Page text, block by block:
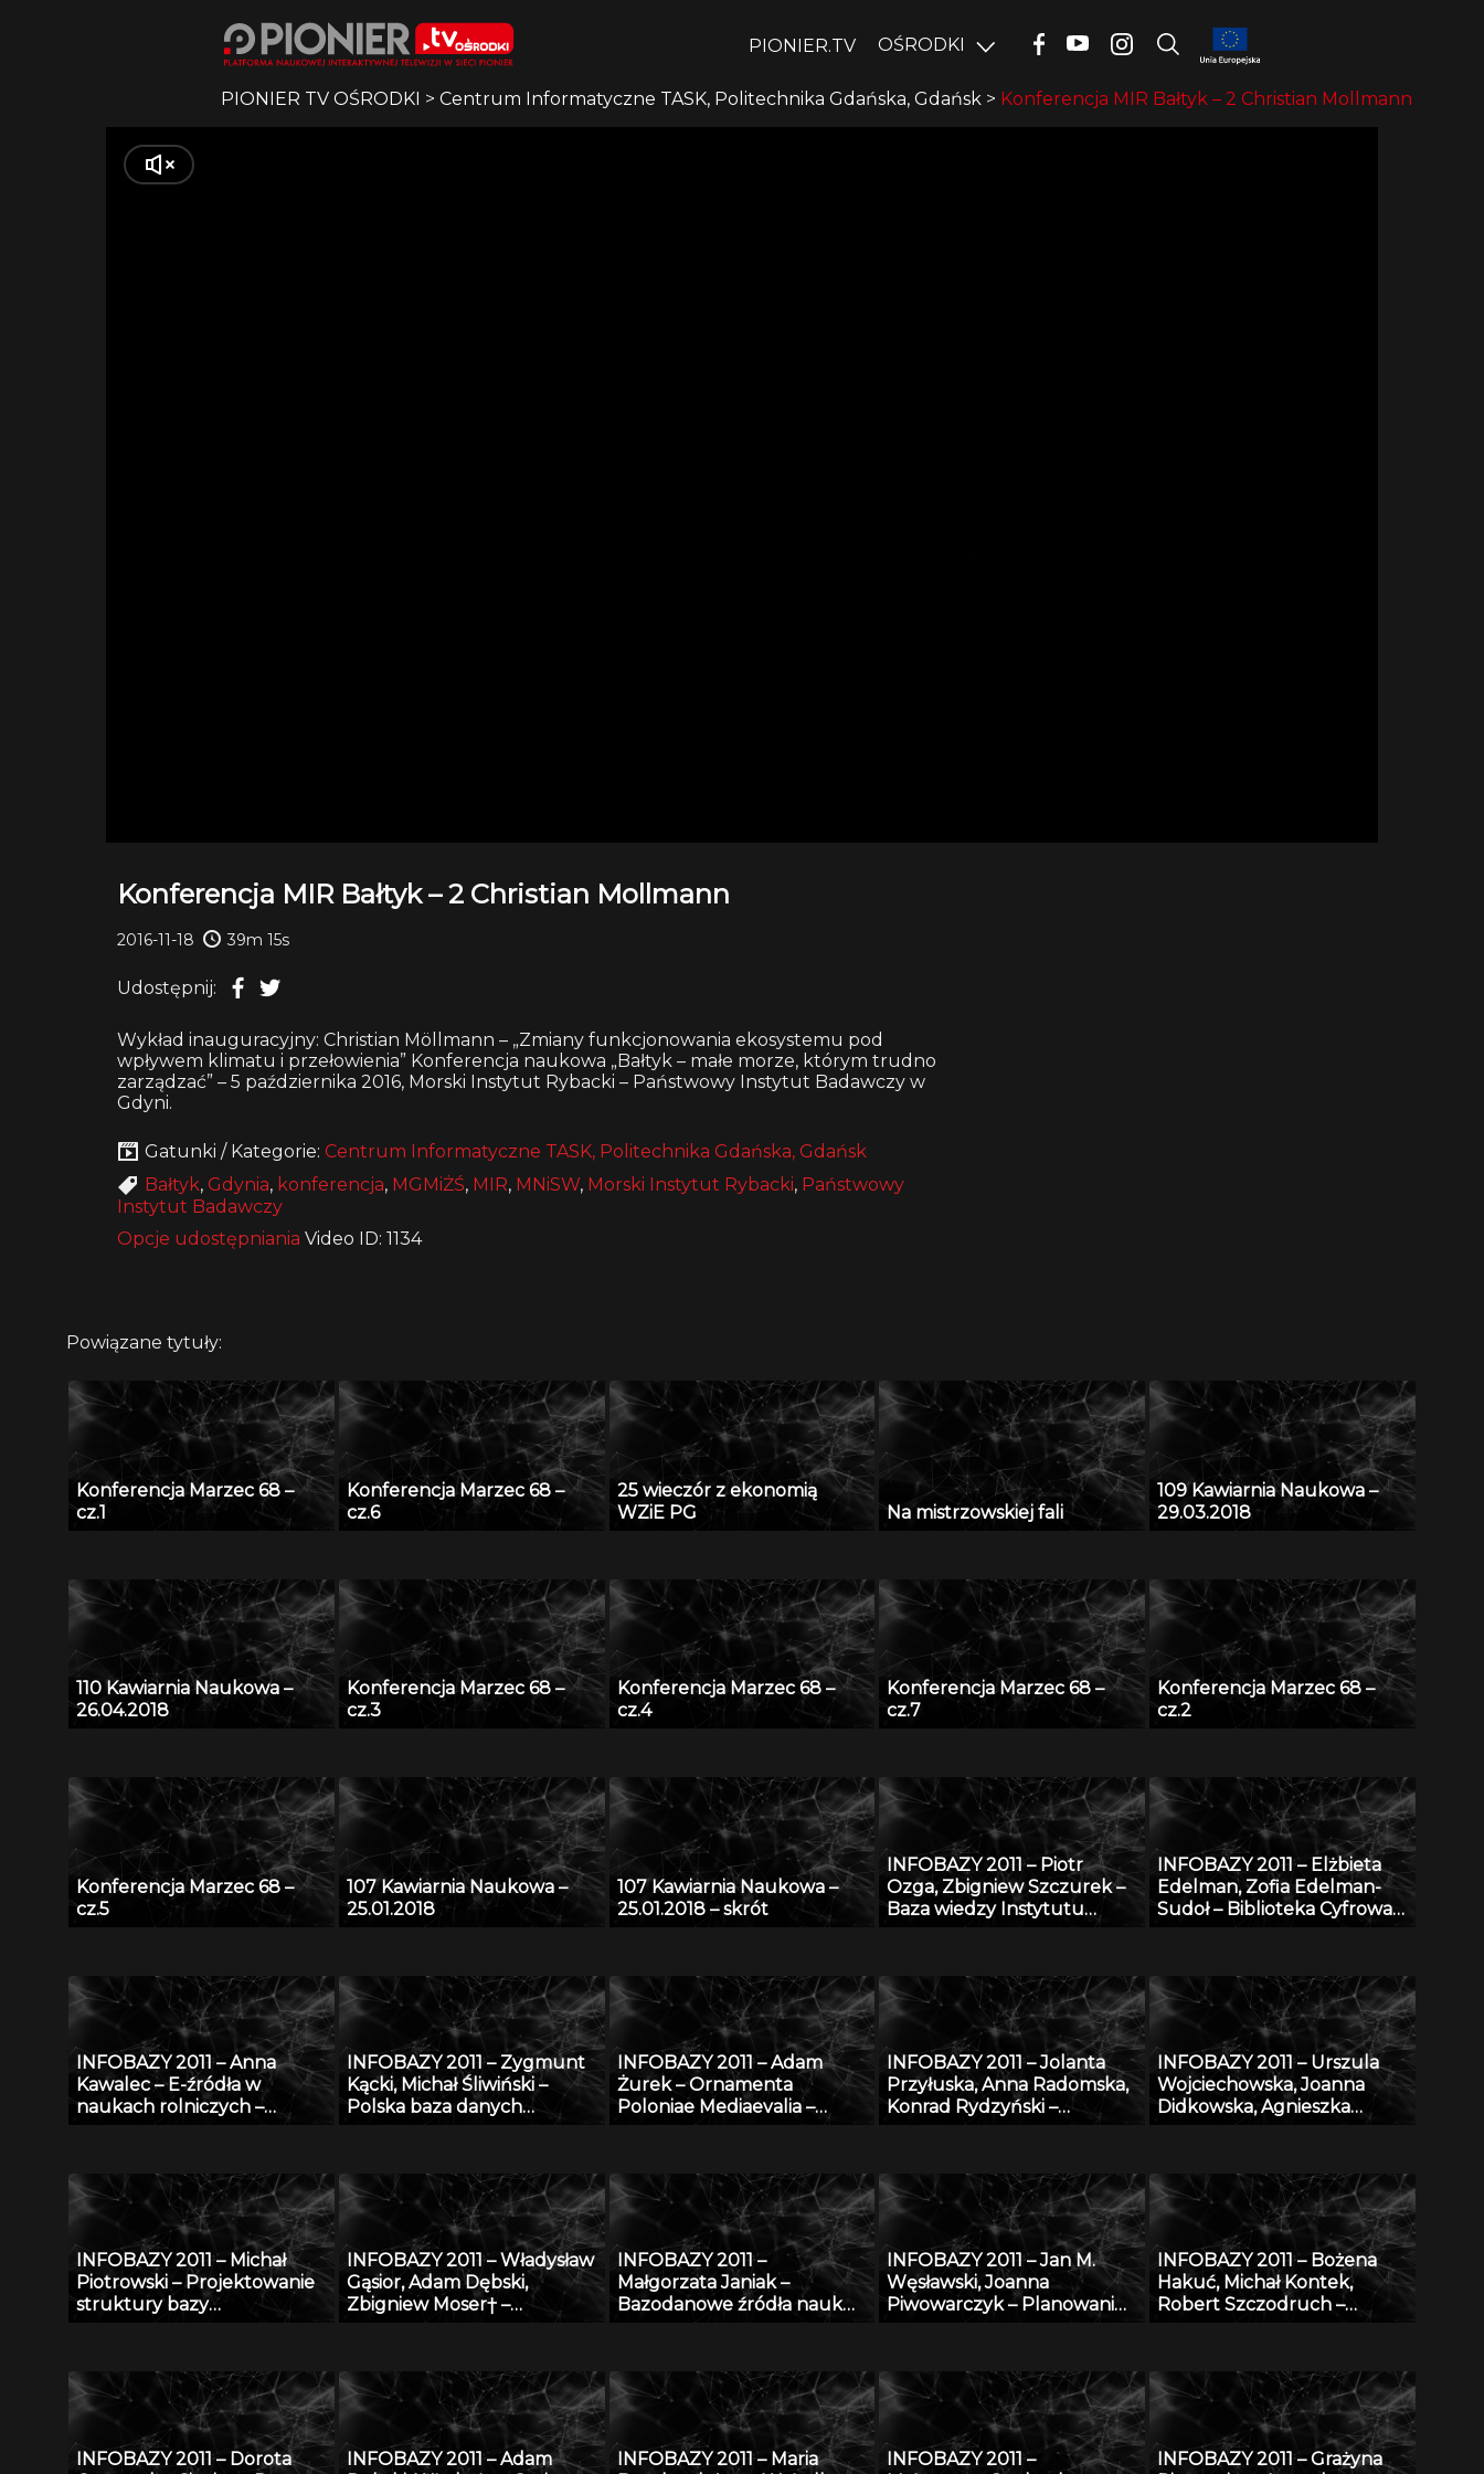
PIONIER.TV OŚRODKI
PIONIER TV OŚRODKI > Centrum Informatyczne TASK, Politechnika Gdańska, Gdańsk > Konferencja MIR Bałtyk – 2 Christian Mollmann
Konferencja MIR Bałtyk – 2 Christian Mollmann
2016-11-18 39m 15s
Udostępnij:
Wykład inauguracyjny: Christian Möllmann – „Zmiany funkcjonowania ekosystemu pod
wpływem klimatu i przełowienia” Konferencja naukowa „Bałtyk – małe morze, którym trudno
zarządzać” – 5 października 2016, Morski Instytut Rybacki – Państwowy Instytut Badawczy w
Gdyni.
Gatunki / Kategorie: Centrum Informatyczne TASK, Politechnika Gdańska, Gdańsk
Bałtyk, Gdynia, konferencja, MGMiŻŚ, MIR, MNiSW, Morski Instytut Rybacki, Państwowy
Instytut Badawczy
Opcje udostępniania Video ID: 1134
Powiązane tytuły:
Konferencja Marzec 68 –
cz.1
Konferencja Marzec 68 –
cz.6
25 wieczór z ekonomią
WZiE PG
Na mistrzowskiej fali
109 Kawiarnia Naukowa –
29.03.2018
110 Kawiarnia Naukowa –
26.04.2018
Konferencja Marzec 68 –
cz.3
Konferencja Marzec 68 –
cz.4
Konferencja Marzec 68 –
cz.7
Konferencja Marzec 68 –
cz.2
Konferencja Marzec 68 –
cz.5
107 Kawiarnia Naukowa –
25.01.2018
107 Kawiarnia Naukowa –
25.01.2018 – skrót
INFOBAZY 2011 – Piotr
Ozga, Zbigniew Szczurek –
Baza wiedzy Instytutu
naukowego ITB nauce i
gospodarce
INFOBAZY 2011 – Elżbieta
Edelman, Zofia Edelman-
Sudoł – Biblioteka Cyfrowa
stan obecny i przyszłość
INFOBAZY 2011 – Anna
Kawalec – E-źródła w
naukach rolniczych –
kontekście tworzenia baz
danych
INFOBAZY 2011 – Zygmunt
Kącki, Michał Śliwiński –
Polska baza danych
działania, zasoby i
perspektywy
INFOBAZY 2011 – Adam
Żurek – Ornamenta
Poloniae Mediaevalia –
form i detalu na tle
europejskim
INFOBAZY 2011 – Jolanta
Przyłuska, Anna Radomska,
Konrad Rydzyński –
wiedzą i badaniami
naukowymi w IMP w Łodzi
INFOBAZY 2011 – Urszula
Wojciechowska, Joanna
Didkowska, Agnieszka
wymiany wiedzy o
zagrożeniu nowotworami
złośliwymi
INFOBAZY 2011 – Michał
Piotrowski – Projektowanie
struktury bazy
ograniczonych zasobów
INFOBAZY 2011 – Władysław
Gąsior, Adam Dębski,
Zbigniew Moser† –
fizykochemicznych metali i
stopów
INFOBAZY 2011 –
Małgorzata Janiak –
Bazodanowe źródła nauk
INFOBAZY 2011 – Jan M.
Węsławski, Joanna
Piwowarczyk – Planowanie
INFOBAZY 2011 – Bożena
Hakuć, Michał Kontek,
Robert Szczodruch –
Pomorskiej Bibliotece
Cyfrowej
INFOBAZY 2011 – Dorota
INFOBAZY 2011 – Adam
INFOBAZY 2011 – Maria
INFOBAZY 2011 –
INFOBAZY 2011 – Grażyna